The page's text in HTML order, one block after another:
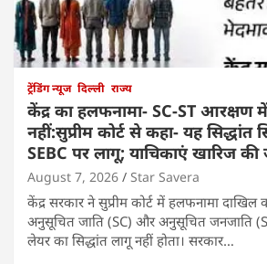
ट्रेंडिंग न्यूज दिल्ली राज्य
केंद्र का हलफनामा- SC-ST आरक्षण में
नहीं:सुप्रीम कोर्ट से कहा- यह सिद्धांत
SEBC पर लागू; याचिकाएं खारिज की
August 7, 2026 Star Savera
केंद्र सरकार ने सुप्रीम कोर्ट में हलफनामा
अनुसूचित जाति (SC) और अनुसूचित जनजाति
लेयर का सिद्धांत लागू नहीं होता। सरकार…